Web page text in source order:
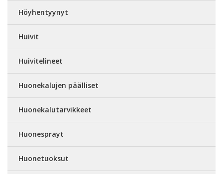
Höyhentyynyt
Huivit
Huivitelineet
Huonekalujen päälliset
Huonekalutarvikkeet
Huonesprayt
Huonetuoksut